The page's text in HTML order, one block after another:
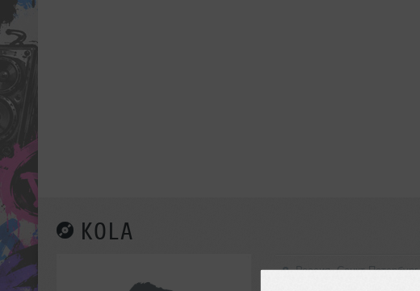
KOLA
Россия, Санкт-Петербург